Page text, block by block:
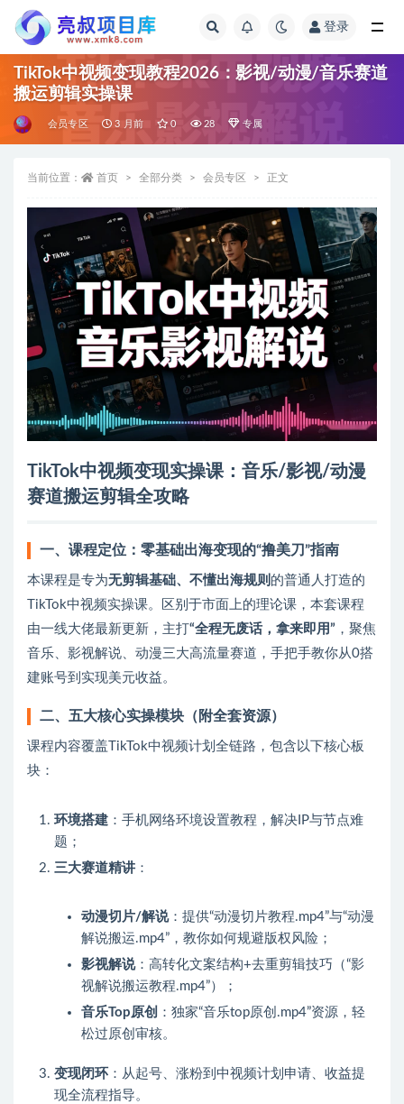
登录
TikTok中视频变现教程2026：影视/动漫/音乐赛道
搬运剪辑实操课
会员专区 3 月前 0 28 专属
当前位置： 首页 全部分类 会员专区 正文
TikTok中视频变现实操课：音乐/影视/动漫
赛道搬运剪辑全攻略
一、课程定位：零基础出海变现的“撸美刀”指南
本课程是专为无剪辑基础、不懂出海规则 的普通人打造的
TikTok中视频实操课。区别于市面上的理论课，本套课程
由一线大佬最新更新，主打“全程无废话，拿来即用” ，聚焦
音乐、影视解说、动漫三大高流量赛道，手把手教你从0搭
建账号到实现美元收益。
二、五大核心实操模块（附全套资源）
课程内容覆盖TikTok中视频计划全链路，包含以下核心板
块：
环境搭建 ：手机网络环境设置教程，解决IP与节点难
题；
三大赛道精讲 ：
动漫切片/解说：提供“动漫切片教程.mp4”与“动漫
解说搬运.mp4”，教你如何规避版权风险；
影视解说：高转化文案结构+去重剪辑技巧（“影
视解说搬运教程.mp4”）；
音乐Top原创 ：独家“音乐top原创.mp4”资源，轻
松过原创审核。
变现闭环 ：从起号、涨粉到中视频计划申请、收益提
现全流程指导。